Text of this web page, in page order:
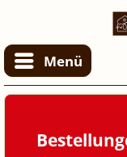
Menü